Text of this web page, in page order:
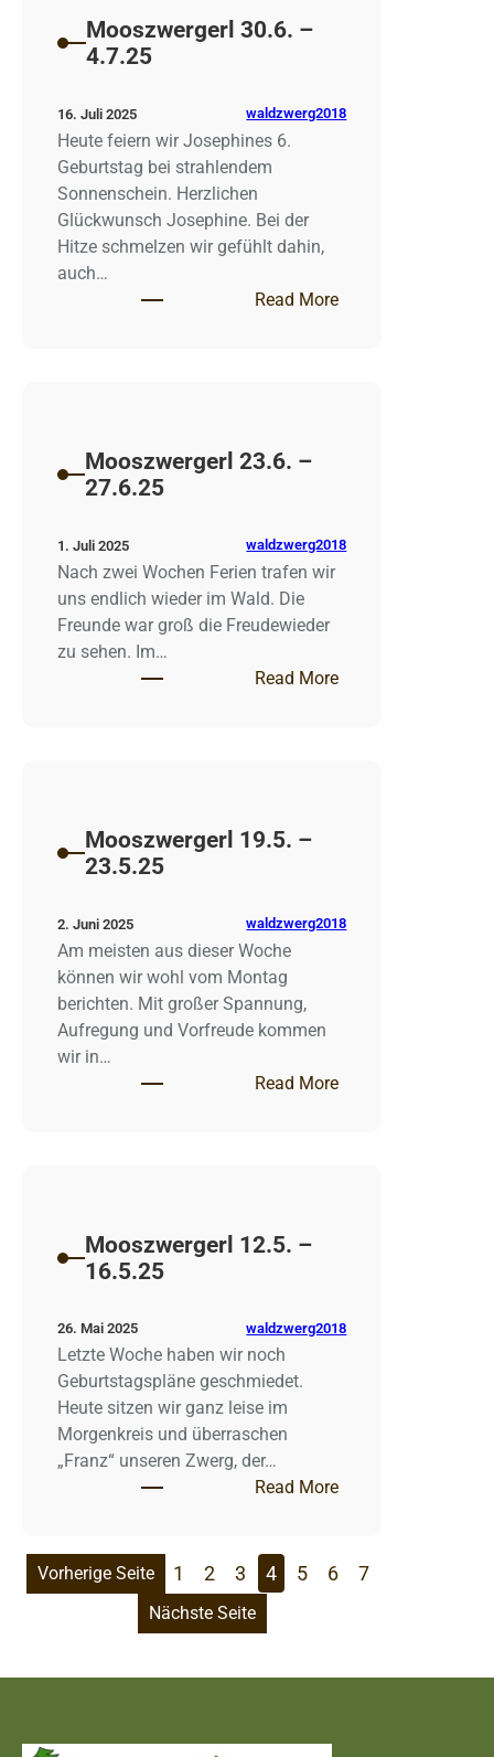
Mooszwergerl 30.6. –
4.7.25
16. Juli 2025 waldzwerg2018
Heute feiern wir Josephines 6.
Geburtstag bei strahlendem
Sonnenschein. Herzlichen
Glückwunsch Josephine. Bei der
Hitze schmelzen wir gefühlt dahin,
auch…
Read More: Mooszwergerl
Mooszwergerl 23.6. –
27.6.25
1. Juli 2025 waldzwerg2018
Nach zwei Wochen Ferien trafen wir
uns endlich wieder im Wald. Die
Freunde war groß die Freudewieder
zu sehen. Im…
Read More: Mooszwergerl
Mooszwergerl 19.5. –
23.5.25
2. Juni 2025 waldzwerg2018
Am meisten aus dieser Woche
können wir wohl vom Montag
berichten. Mit großer Spannung,
Aufregung und Vorfreude kommen
wir in…
Read More: Mooszwergerl
Mooszwergerl 12.5. –
16.5.25
26. Mai 2025 waldzwerg2018
Letzte Woche haben wir noch
Geburtstagspläne geschmiedet.
Heute sitzen wir ganz leise im
Morgenkreis und überraschen
„Franz“ unseren Zwerg, der…
Read More: Mooszwergerl
Vorherige Seite 1 2 3 4 5 6 7
Nächste Seite